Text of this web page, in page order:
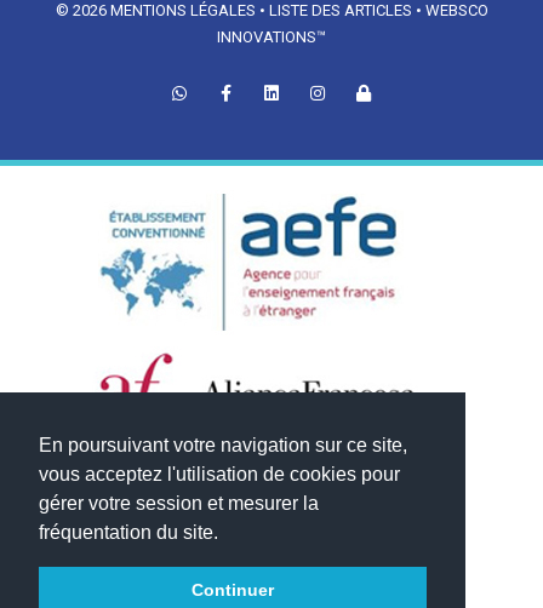
En poursuivant votre navigation sur ce site,
vous acceptez l'utilisation de cookies pour
gérer votre session et mesurer la
fréquentation du site.
Continuer
© 2026 MENTIONS LÉGALES • LISTE DES ARTICLES • WEBSCO
INNOVATIONS™